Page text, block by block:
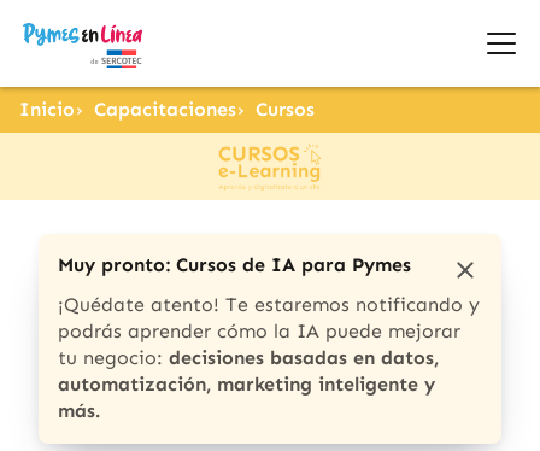
Inicio Capacitaciones Cursos
Muy pronto: Cursos de IA para Pymes
¡Quédate atento! Te estaremos notificando y
podrás aprender cómo la IA puede mejorar
tu negocio: decisiones basadas en datos,
automatización, marketing inteligente y
más.